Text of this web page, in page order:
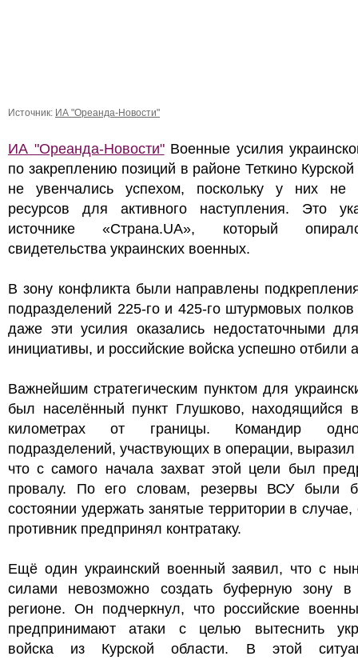
Источник: ИА "Ореанда-Новости"
ИА "Ореанда-Новости"Военные усилия
по закреплению позиций в районе Теткино Курской
не увенчались успехом, поскольку у них не
ресурсов для активного наступления. Это
источнике «Страна.UA», который
свидетельства украинских военных.
В зону конфликта были направлены
подразделений 225-го и 425-го штурмовых
даже эти усилия оказались недостаточными
инициативы, и российские войска успешно отбили
Важнейшим стратегическим пунктом для
был населённый пункт Глушково, находящийся
километрах от границы. Командир
подразделений, участвующих в операции,
что с самого начала захват этой цели был
провалу. По его словам, резервы ВСУ были
состоянии удержать занятые территории в
противник предпринял контратаку.
Ещё один украинский военный заявил, что с
силами невозможно создать буферную зону в
регионе. Он подчеркнул, что российские
предпринимают атаки с целью вытеснить
войска из Курской области. В этой